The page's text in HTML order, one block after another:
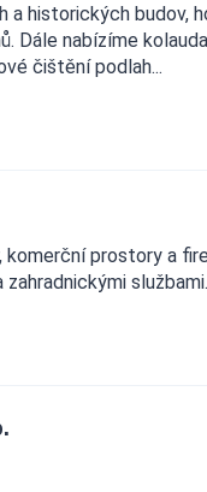
a historických budov,
Dále nabízíme
čištění podlah...
komerční prostory a
službami.